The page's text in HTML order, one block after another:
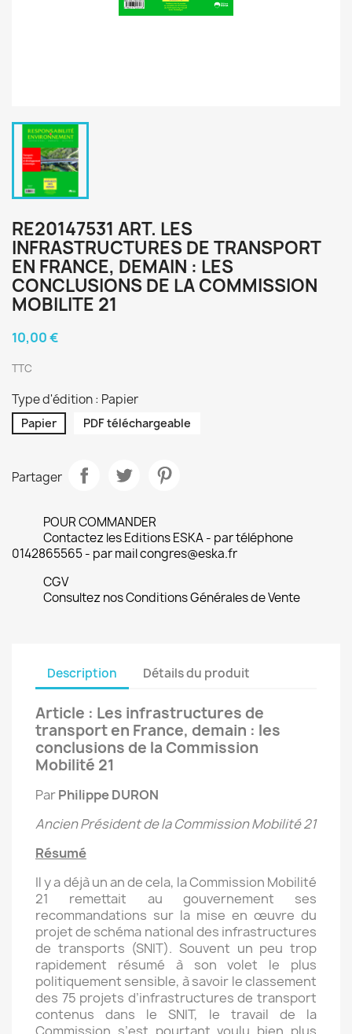
RE20147531 ART. LES
INFRASTRUCTURES DE TRANSPORT
EN FRANCE, DEMAIN : LES
CONCLUSIONS DE LA COMMISSION
MOBILITE 21
10,00 €
TTC
Type d'édition : Papier
Papier PDF téléchargeable
Partager
POUR COMMANDER
Contactez les Editions ESKA - par téléphone
0142865565 - par mail congres@eska.fr
CGV
Consultez nos Conditions Générales de Vente
Description Détails du produit
Article : Les infrastructures de
transport en France, demain : les
conclusions de la Commission
Mobilité 21
ParPhilippe DURON
Ancien Président de la Commission Mobilité 21
Résumé
Il y a déjà un an de cela, la Commission Mobilité
21 remettait au gouvernement ses
recommandations sur la mise en œuvre du
projet de schéma national des infrastructures
de transports (SNIT). Souvent un peu trop
rapidement résumé à son volet le plus
politiquement sensible, à savoir le classement
des 75 projets d’infrastructures de transport
contenus dans le SNIT, le travail de la